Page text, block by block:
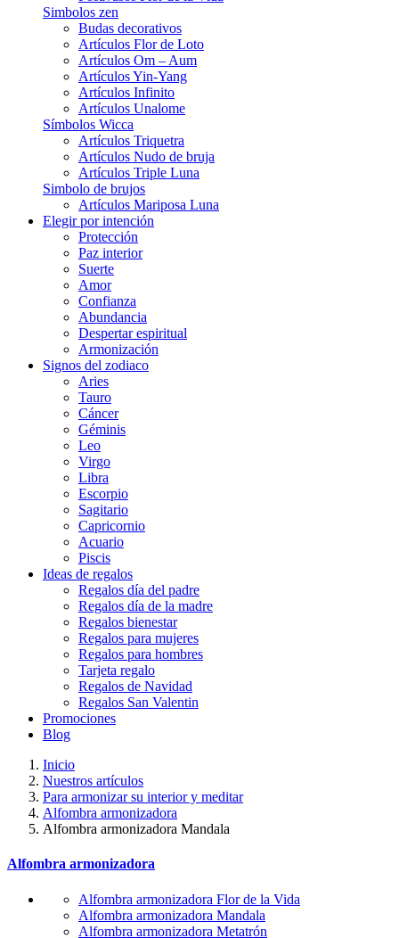
Simbolos zen
Budas decorativos
Artículos Flor de Loto
Artículos Om – Aum
Artículos Yin-Yang
Artículos Infinito
Artículos Unalome
Símbolos Wicca
Artículos Triquetra
Artículos Nudo de bruja
Artículos Triple Luna
Simbolo de brujos
Artículos Mariposa Luna
Elegir por intención
Protección
Paz interior
Suerte
Amor
Confianza
Abundancia
Despertar espiritual
Armonización
Signos del zodiaco
Aries
Tauro
Cáncer
Géminis
Leo
Virgo
Libra
Escorpio
Sagitario
Capricornio
Acuario
Piscis
Ideas de regalos
Regalos día del padre
Regalos día de la madre
Regalos bienestar
Regalos para mujeres
Regalos para hombres
Tarjeta regalo
Regalos de Navidad
Regalos San Valentin
Promociones
Blog
Inicio
Nuestros artículos
Para armonizar su interior y meditar
Alfombra armonizadora
Alfombra armonizadora Mandala
Alfombra armonizadora
Alfombra armonizadora Flor de la Vida
Alfombra armonizadora Mandala
Alfombra armonizadora Metatrón